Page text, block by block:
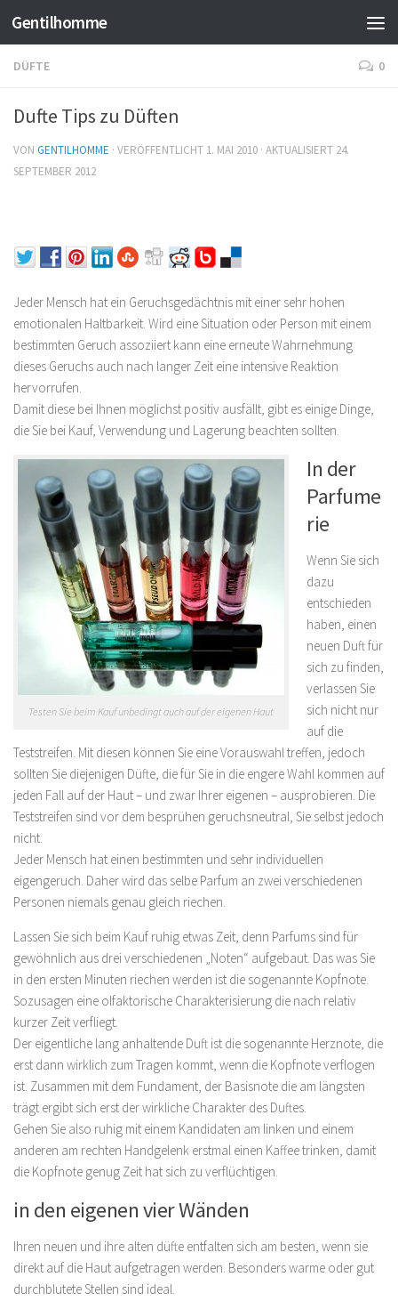
Gentilhomme
DÜFTE 0
Dufte Tips zu Düften
VON GENTILHOMME · VERÖFFENTLICHT 1. MAI 2010 · AKTUALISIERT 24.
SEPTEMBER 2012
Jeder Mensch hat ein Geruchsgedächtnis mit einer sehr hohen
emotionalen Haltbarkeit. Wird eine Situation oder Person mit einem
bestimmten Geruch assoziiert kann eine erneute Wahrnehmung
dieses Geruchs auch nach langer Zeit eine intensive Reaktion
hervorrufen.
Damit diese bei Ihnen möglichst positiv ausfällt, gibt es einige Dinge,
die Sie bei Kauf, Verwendung und Lagerung beachten sollten.
Testen Sie beim Kauf unbedingt auch auf der eigenen Haut
In der
Parfume
rie
Wenn Sie sich
dazu
entschieden
haben, einen
neuen Duft für
sich zu finden,
verlassen Sie
sich nicht nur
auf die
Teststreifen. Mit diesen können Sie eine Vorauswahl treffen, jedoch
sollten Sie diejenigen Düfte, die für Sie in die engere Wahl kommen auf
jeden Fall auf der Haut – und zwar Ihrer eigenen – ausprobieren. Die
Teststreifen sind vor dem besprühen geruchsneutral, Sie selbst jedoch
nicht.
Jeder Mensch hat einen bestimmten und sehr individuellen
eigengeruch. Daher wird das selbe Parfum an zwei verschiedenen
Personen niemals genau gleich riechen.
Lassen Sie sich beim Kauf ruhig etwas Zeit, denn Parfums sind für
gewöhnlich aus drei verschiedenen „Noten“ aufgebaut. Das was Sie
in den ersten Minuten riechen werden ist die sogenannte Kopfnote.
Sozusagen eine olfaktorische Charakterisierung die nach relativ
kurzer Zeit verfliegt.
Der eigentliche lang anhaltende Duft ist die sogenannte Herznote, die
erst dann wirklich zum Tragen kommt, wenn die Kopfnote verflogen
ist. Zusammen mit dem Fundament, der Basisnote die am längsten
trägt ergibt sich erst der wirkliche Charakter des Duftes.
Gehen Sie also ruhig mit einem Kandidaten am linken und einem
anderen am rechten Handgelenk erstmal einen Kaffee trinken, damit
die Kopfnote genug Zeit hat sich zu verflüchtigen.
in den eigenen vier Wänden
Ihren neuen und ihre alten düfte entfalten sich am besten, wenn sie
direkt auf die Haut aufgetragen werden. Besonders warme oder gut
durchblutete Stellen sind ideal.